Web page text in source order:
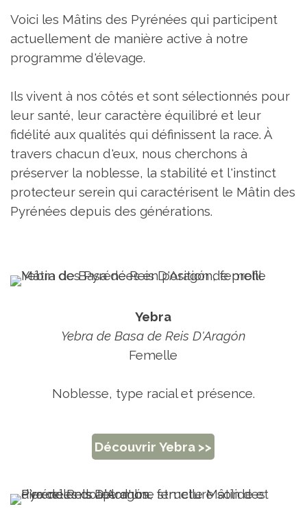
Voici les Mâtins des Pyrénées qui participent
actuellement de manière active à notre
programme d'élevage.
Ils vivent à nos côtés et sont sélectionnés pour
leur santé, leur caractère équilibré et leur
fidélité aux qualités qui définissent la race. À
travers chacun d'eux, nous cherchons à
préserver la noblesse, la stabilité et l'instinct
protecteur serein qui caractérisent le Mâtin des
Pyrénées depuis des générations.
Yebra
Yebra de Basa de Reis D'Aragón
Femelle
Noblesse, type racial et présence.
Découvrir Yebra >>